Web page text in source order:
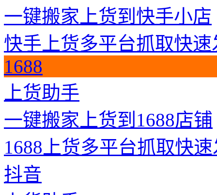
一键搬家上货到快手小店
快手上货多平台抓取快速
1688
上货助手
一键搬家上货到1688店铺
1688上货多平台抓取快
抖音